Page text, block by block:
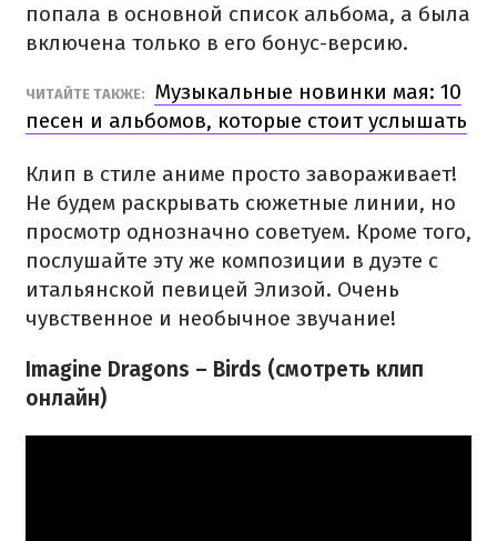
попала в основной список альбома, а была
включена только в его бонус-версию.
ЧИТАЙТЕ ТАКЖЕ:
Музыкальные новинки мая: 10
песен и альбомов, которые стоит услышать
Клип в стиле аниме просто завораживает!
Не будем раскрывать сюжетные линии, но
просмотр однозначно советуем. Кроме того,
послушайте эту же композиции в дуэте с
итальянской певицей Элизой. Очень
чувственное и необычное звучание!
Imagine Dragons – Birds (смотреть клип
онлайн)